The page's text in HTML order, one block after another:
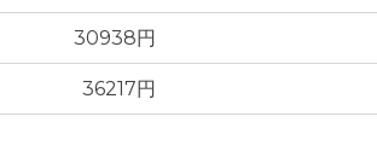
30938円
36217円